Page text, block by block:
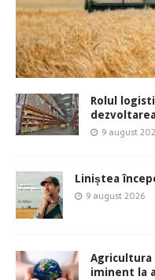
Rolul
9 august
Liniștea
9 august 2026
Agricultura
iminent la